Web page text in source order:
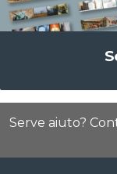
Serve aiuto?